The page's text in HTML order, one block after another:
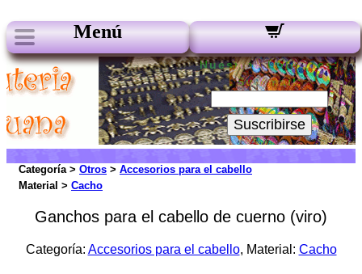
Menú
Nuestros boletines:
Su Email:
Suscribirse
Categoría > Otros > Accesorios para el cabello
Material > Cacho
Ganchos para el cabello de cuerno (viro)
Categoría: Accesorios para el cabello, Material: Cacho